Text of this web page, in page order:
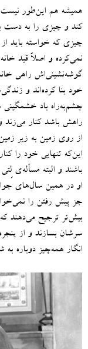
همیشه هم این‌طور نیست
کند و چیزی را به دست
چیزی که خواسته باید
نمی‌کرده و اصلاً قید
گوشه‌نشینی‌اش راهی
خود بنا کرده‌اند و
چشم‌به‌راه باد
راهش باشد کنار می‌زند
از روی زمین به زیر
این‌که تنهایی خود را
باشند و البته مسأله‌ی
او در همین سال‌های
جز پیش رفتن را
بیش‌تر ترجیح می‌دهند که
سرشان بسازند و از
انگار همه‌چیز دوباره